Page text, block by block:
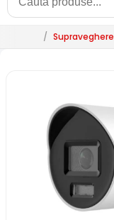
/ Supraveghere